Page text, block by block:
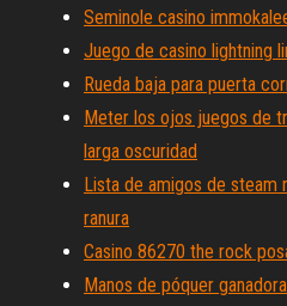
Seminole casino
Juego de casino lightning
Rueda baja para puerta
Meter los ojos juegos de
larga oscuridad
Lista de amigos de steam
ranura
Casino 86270 the rock
Manos de póquer